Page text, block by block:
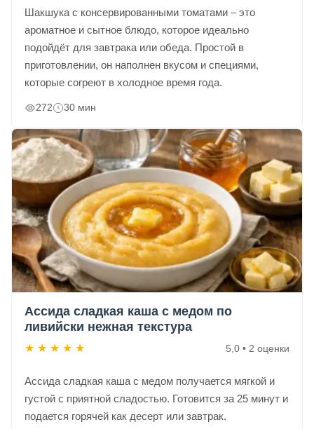
Шакшука с консервированными томатами – это
ароматное и сытное блюдо, которое идеально
подойдёт для завтрака или обеда. Простой в
приготовлении, он наполнен вкусом и специями,
которые согреют в холодное время года.
272 30 мин
Ассида сладкая каша с медом по
ливийски нежная текстура
★ ★ ★ ★ ★ 5,0 • 2 оценки
Ассида сладкая каша с медом получается мягкой и
густой с приятной сладостью. Готовится за 25 минут и
подается горячей как десерт или завтрак.